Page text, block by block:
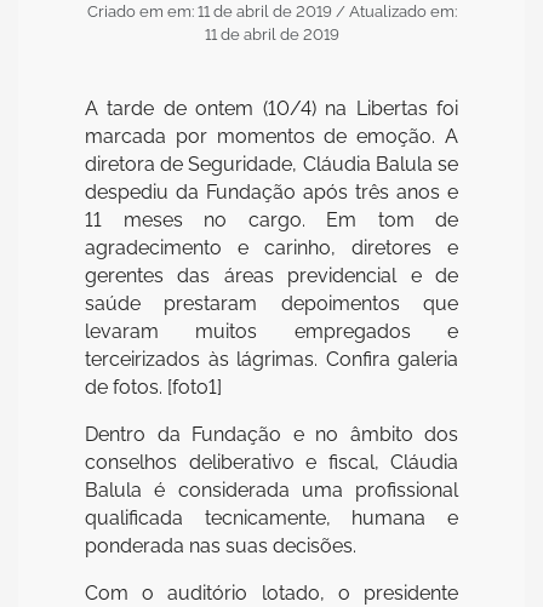
Criado em em: 11 de abril de 2019 / Atualizado em:
11 de abril de 2019
A tarde de ontem (10/4) na Libertas foi
marcada por momentos de emoção. A
diretora de Seguridade, Cláudia Balula se
despediu da Fundação após três anos e
11 meses no cargo. Em tom de
agradecimento e carinho, diretores e
gerentes das áreas previdencial e de
saúde prestaram depoimentos que
levaram muitos empregados e
terceirizados às lágrimas. Confira galeria
de fotos. [foto1]
Dentro da Fundação e no âmbito dos
conselhos deliberativo e fiscal, Cláudia
Balula é considerada uma profissional
qualificada tecnicamente, humana e
ponderada nas suas decisões.
Com o auditório lotado, o presidente